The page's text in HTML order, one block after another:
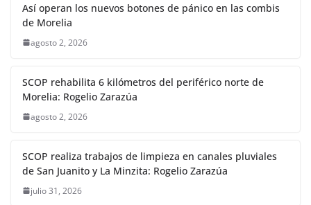
Así operan los nuevos botones de pánico en las combis
de Morelia
agosto 2, 2026
SCOP rehabilita 6 kilómetros del periférico norte de
Morelia: Rogelio Zarazúa
agosto 2, 2026
SCOP realiza trabajos de limpieza en canales pluviales
de San Juanito y La Minzita: Rogelio Zarazúa
julio 31, 2026